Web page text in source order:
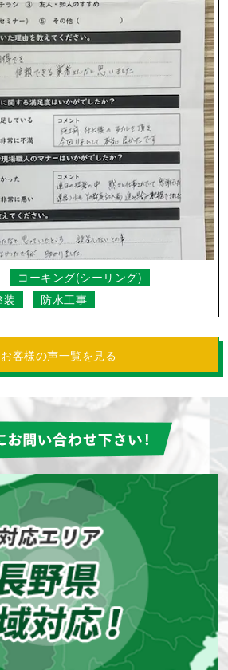
コーキング(シーリング)
装 防水工事
お客様の声一覧を見る